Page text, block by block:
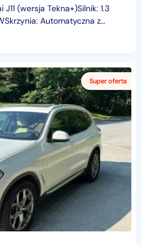
(wersja Tekna+)Silnik: 1.3
Automatyczna z
2018 (pierwsz